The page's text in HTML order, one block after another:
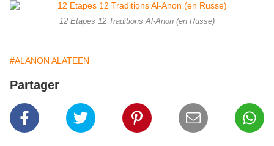
12 Etapes 12 Traditions Al-Anon (en Russe)
#ALANON ALATEEN
Partager